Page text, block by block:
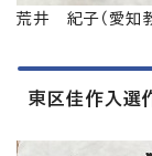
荒井 紀子（愛知
東区佳作入選